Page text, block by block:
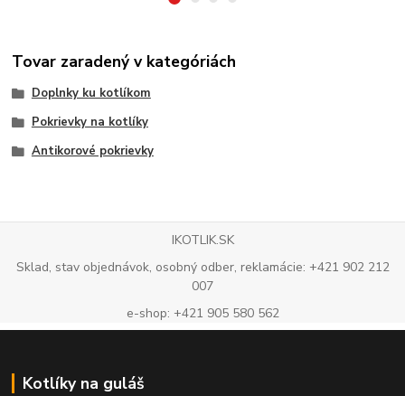
Tovar zaradený v kategóriách
Doplnky ku kotlíkom
Pokrievky na kotlíky
Antikorové pokrievky
IKOTLIK.SK
Sklad, stav objednávok, osobný odber, reklamácie: +421 902 212
007
e-shop: +421 905 580 562
Kotlíky na guláš